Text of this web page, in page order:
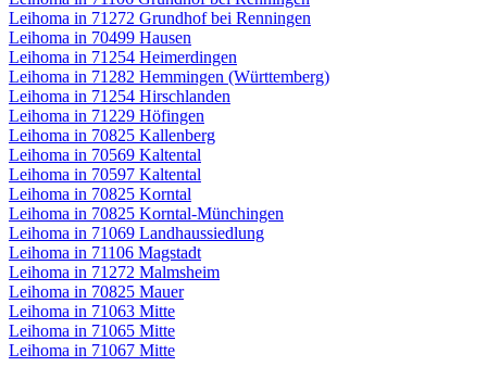
Leihoma in 71272 Grundhof bei Renningen
Leihoma in 70499 Hausen
Leihoma in 71254 Heimerdingen
Leihoma in 71282 Hemmingen (Württemberg)
Leihoma in 71254 Hirschlanden
Leihoma in 71229 Höfingen
Leihoma in 70825 Kallenberg
Leihoma in 70569 Kaltental
Leihoma in 70597 Kaltental
Leihoma in 70825 Korntal
Leihoma in 70825 Korntal-Münchingen
Leihoma in 71069 Landhaussiedlung
Leihoma in 71106 Magstadt
Leihoma in 71272 Malmsheim
Leihoma in 70825 Mauer
Leihoma in 71063 Mitte
Leihoma in 71065 Mitte
Leihoma in 71067 Mitte